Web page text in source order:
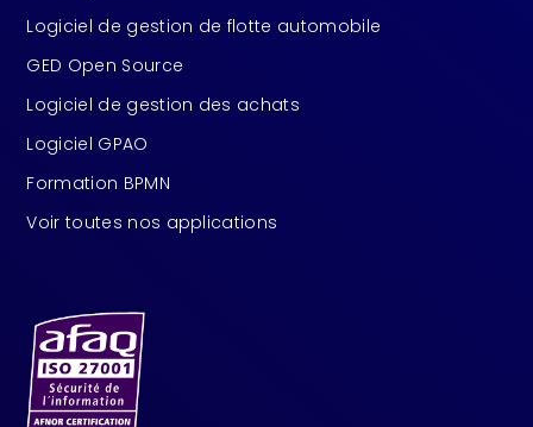
Logiciel de gestion de flotte automobile
GED Open Source
Logiciel de gestion des achats
Logiciel GPAO
Formation BPMN
Voir toutes nos applications